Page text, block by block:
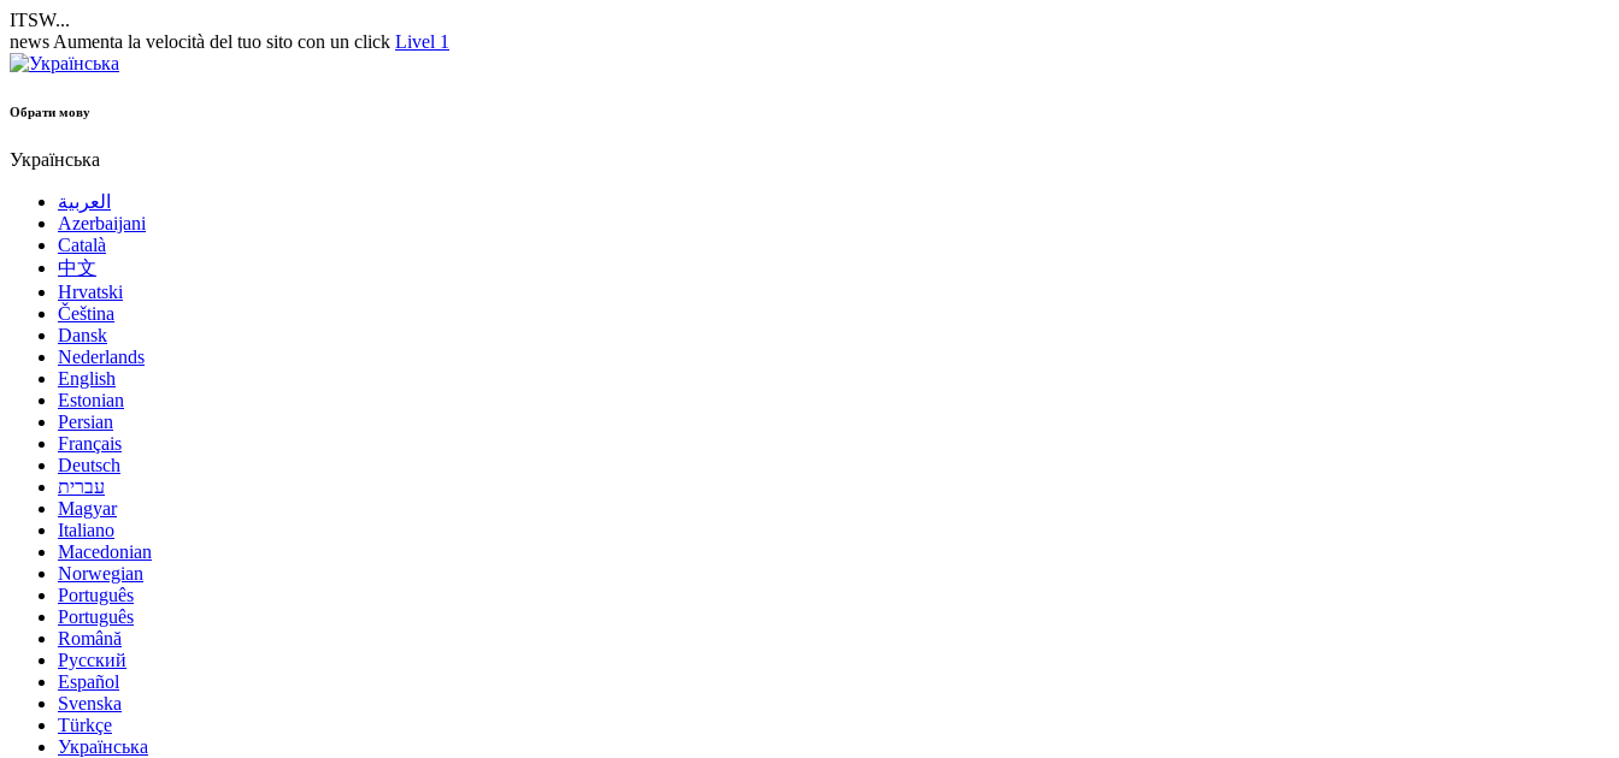
ITSW...
news Aumenta la velocità del tuo sito con un click Livel 1
Обрати мову
Українська
العربية
Azerbaijani
Català
中文
Hrvatski
Čeština
Dansk
Nederlands
English
Estonian
Persian
Français
Deutsch
עברית
Magyar
Italiano
Macedonian
Norwegian
Português
Português
Română
Русский
Español
Svenska
Türkçe
Українська